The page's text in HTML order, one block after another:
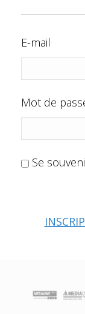
E-mail
Mot de
Se